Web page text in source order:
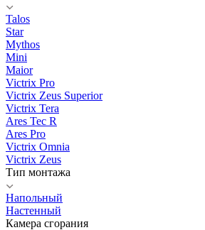
Talos
Star
Mythos
Mini
Maior
Victrix Pro
Victrix Zeus Superior
Victrix Tera
Ares Tec R
Ares Pro
Victrix Omnia
Victrix Zeus
Тип монтажа
Напольный
Настенный
Камера сгорания